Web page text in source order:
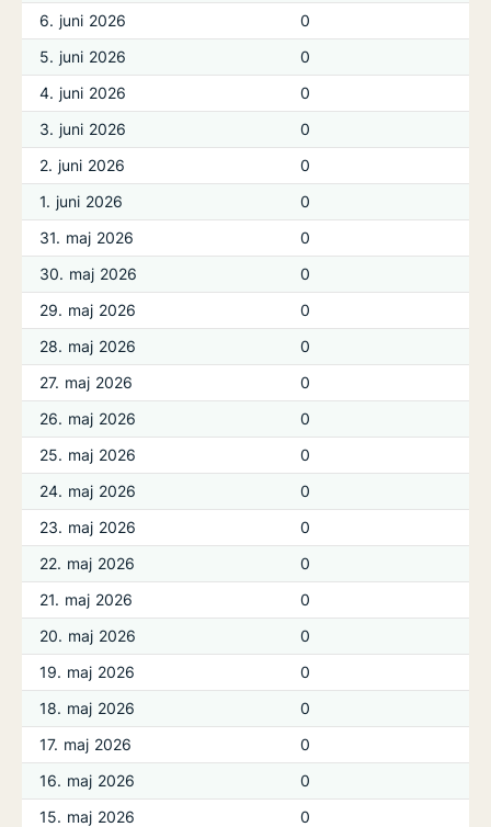
6. juni 2026
0
5. juni 2026
0
4. juni 2026
0
3. juni 2026
0
2. juni 2026
0
1. juni 2026
0
31. maj 2026
0
30. maj 2026
0
29. maj 2026
0
28. maj 2026
0
27. maj 2026
0
26. maj 2026
0
25. maj 2026
0
24. maj 2026
0
23. maj 2026
0
22. maj 2026
0
21. maj 2026
0
20. maj 2026
0
19. maj 2026
0
18. maj 2026
0
17. maj 2026
0
16. maj 2026
0
15. maj 2026
0